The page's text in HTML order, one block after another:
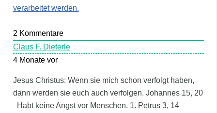
verarbeitet werden.
2 Kommentare
Claus F. Dieterle
4 Monate vor
Jesus Christus: Wenn sie mich schon verfolgt haben,
dann werden sie euch auch verfolgen. Johannes 15, 20
Habt keine Angst vor Menschen. 1. Petrus 3, 14